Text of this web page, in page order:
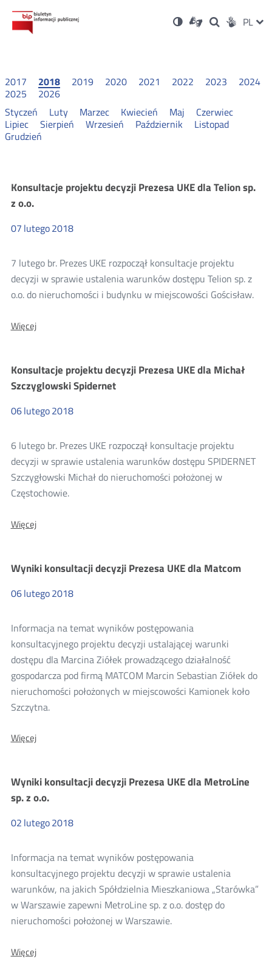
Ustawienia
Wersja
kontrastowa
Dla
niesłyszących
OtwórzOtwórz
w
Otwórz
w
Social PL
2017 2018 2019 2020 2021 2022 2023
2024
2025
2026
Styczeń
Luty Marzec Kwiecień Maj
Czerwiec
Lipiec
Sierpień Wrzesień Październik
Listopad
Grudzień
Konsultacje
konsultacji
2018
Konsultacje projektu decyzji Prezesa UKE dla Telion sp.
z o.o.
07 lutego2018
7 lutego br. Prezes UKE rozpoczął konsultacje projektu
decyzji w sprawie ustalenia warunków dostępu Telion sp. z
o.o. do nieruchomości i budynku w miejscowości Gościsław.
WięcejO:
Prezesa
UKE
dla
sp.
Konsultacje projektu decyzji Prezesa UKE dla Michał
Szczyglowski Spidernet
06lutego2018
6 lutego br. Prezes UKE rozpoczął konsultacje projektu
decyzji w sprawie ustalenia warunków dostępu SPIDERNET
Szczygłowski Michał do nieruchomości położonej w
Częstochowie.
WięcejO:
Prezesa
dla
Michał
Spidernet
Wyniki konsultacji decyzji Prezesa UKE dla Matcom
06lutego2018
Informacja na temat wyników postępowania
konsultacyjnego projektu decyzji ustalającej warunki
dostępu dla Marcina Ziółek prowadzącego działalność
gospodarcza pod firmą MATCOM Marcin Sebastian Ziółek do
nieruchomości położonych w miejscowości Kamionek koło
Szczytna.
WięcejO:
Prezesa
UKE
dla
Wyniki konsultacji decyzji Prezesa UKE dla MetroLine
sp. z o.o.
02 lutego2018
Informacja na temat wyników postępowania
konsultacyjnego projektu decyzji w sprawie ustalenia
warunków, na jakich Spółdzielnia Mieszkaniowa „Starówka”
w Warszawie zapewni MetroLine sp. z o.o. dostęp do
nieruchomości położonej w Warszawie.
WięcejO: